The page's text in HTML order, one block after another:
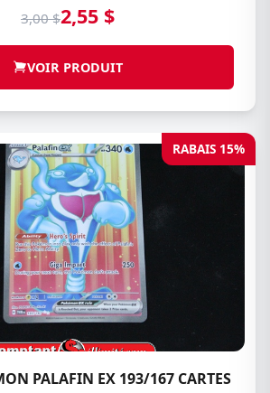
3,00 $2,55 $
VOIR PRODUIT
RABAIS 15%
PALAFIN EX 193/167 CARTES